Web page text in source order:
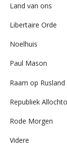
Land van ons
Libertaire Orde
Noelhuis
Paul Mason
Raam op Rusland
Republiek
Rode Morgen
Videre